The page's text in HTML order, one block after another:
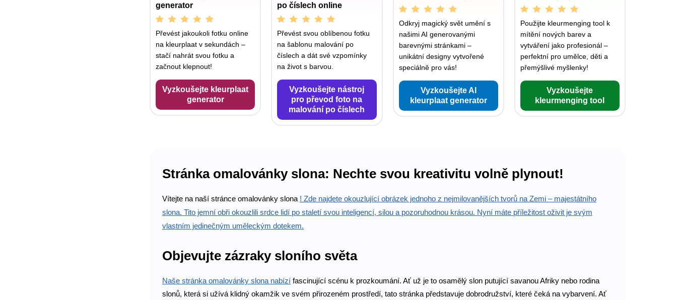
generator
Převést jakoukoli fotku online
na kleurplaat v sekundách –
stačí nahrát svou fotku a
začnout klepnout!
Vyzkoušejte kleurplaat
generator
po číslech online
Převést svou oblíbenou fotku
na šablonu malování po
číslech a dát své vzpomínky
na život s barvou.
Vyzkoušejte nástroj
pro převod foto na
malování po číslech
Odkryj magický svět umění s
našimi AI generovanými
barevnými stránkami –
unikátní designy vytvořené
speciálně pro vás!
Vyzkoušejte AI
kleurplaat generator
Použijte kleurmenging tool k
mítění nových barev a
vytváření jako profesionál –
perfektní pro umělce, děti a
přemýšlivé myšlenky!
Vyzkoušejte
kleurmenging tool
Stránka omalovánky slona: Nechte svou kreativitu volně plynout!
Vítejte na naší stránce omalovánky slona ! Zde najdete okouzlující obrázek jednoho z nejmilovanějších tvorů na Zemi – majestátního
slona. Tito jemní obři okouzlili srdce lidí po staletí svou inteligencí, silou a pozoruhodnou krásou. Nyní máte příležitost oživit je svým
vlastním jedinečným uměleckým dotekem.
Objevujte zázraky sloního světa
Naše stránka omalovánky slona nabízí fascinující scénu k prozkoumání. Ať už je to osamělý slon putující savanou Afriky nebo rodina
slonů, která si užívá klidný okamžik ve svém přirozeném prostředí, tato stránka představuje dobrodružství, které čeká na vybarvení. Ať